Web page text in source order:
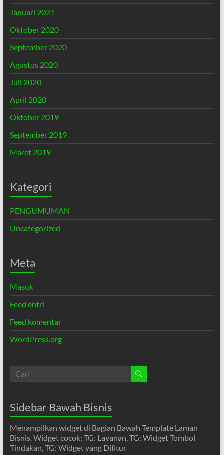
Januari 2021
Oktober 2020
September 2020
Agustus 2020
Juli 2020
April 2020
Oktober 2019
September 2019
Maret 2019
Kategori
PENGUMUMAN
Uncategorized
Meta
Masuk
Feed entri
Feed komentar
WordPress.org
Sidebar Bawah Bisnis
Menampilkan widget di Bagian Bawah Template Laman
Bisnis. Widget cocok: TG: Layanan, TG: Widget Tombol
Tindakan, TG: Widget yang Difitur